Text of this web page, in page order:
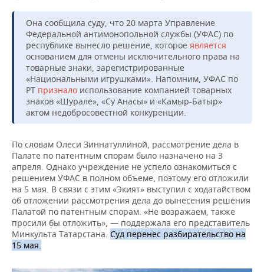
ВОДНЫЕ ВИДЫ СПОРТА
ХОККЕЙ С МЯЧОМ
ОБРАЗОВАНИЕ
ПРОИСШЕСТВИЯ
Она сообщила суду, что 20 марта Управление
Федеральной антимонопольной службы (УФАС) по
республике вынесло решение, которое является
основанием для отмены исключительного права на
товарные знаки, зарегистрированные
«Национальными игрушками». Напомним, УФАС по
РТ признало использование компанией товарных
знаков «Шурале», «Су Анасы» и «Камыр-Батыр»
актом недобросовестной конкуренции.
По словам Олеси Зиннатуллиной, рассмотрение дела в
Палате по патентным спорам было назначено на 3
апреля. Однако учреждение не успело ознакомиться с
решением УФАС в полном объеме, поэтому его отложили
на 5 мая. В связи с этим «Экият» выступил с ходатайством
об отложении рассмотрения дела до вынесения решения
Палатой по патентным спорам. «Не возражаем, также
просили бы отложить», — поддержала его представитель
Минкульта Татарстана. Суд перенес разбирательство на
15 мая.